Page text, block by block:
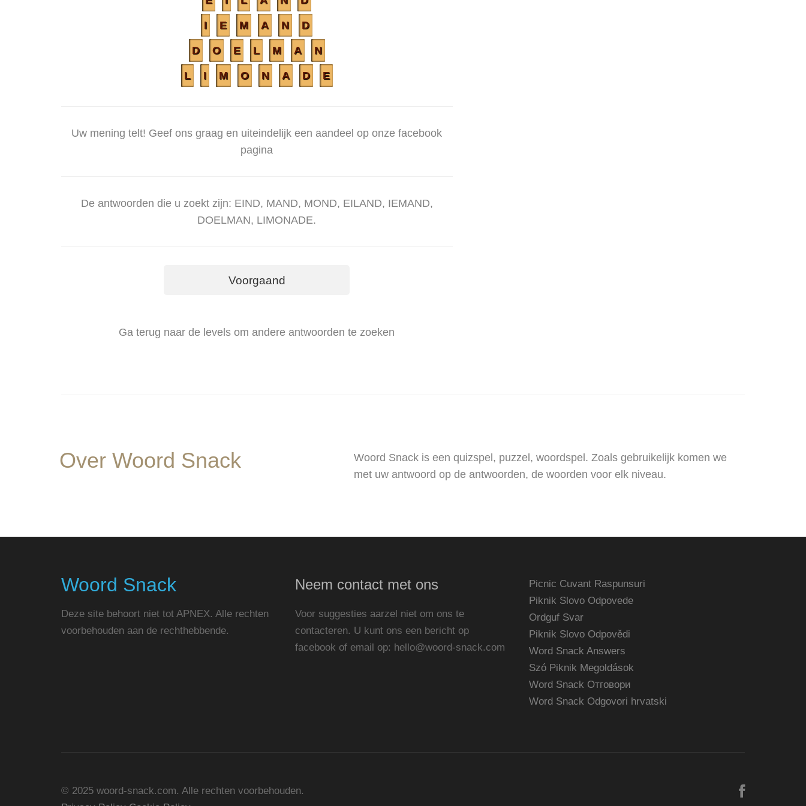
I E M A N D
D O E L M A N
L I M O N A D E
Uw mening telt! Geef ons graag en uiteindelijk een aandeel op onze facebook
pagina
De antwoorden die u zoekt zijn: EIND, MAND, MOND, EILAND, IEMAND,
DOELMAN, LIMONADE.
Voorgaand
Ga terug naar de levels om andere antwoorden te zoeken
Over Woord Snack
Woord Snack is een quizspel, puzzel, woordspel. Zoals gebruikelijk komen we
met uw antwoord op de antwoorden, de woorden voor elk niveau.
Woord Snack
Deze site behoort niet tot APNEX. Alle rechten
voorbehouden aan de rechthebbende.
Neem contact met ons
Voor suggesties aarzel niet om ons te
contacteren. U kunt ons een bericht op
facebook of email op: hello@woord-snack.com
Picnic Cuvant Raspunsuri
Piknik Slovo Odpovede
Ordguf Svar
Piknik Slovo Odpovědi
Word Snack Answers
Szó Piknik Megoldások
Word Snack Отговори
Word Snack Odgovori hrvatski
© 2025 woord-snack.com. Alle rechten voorbehouden.